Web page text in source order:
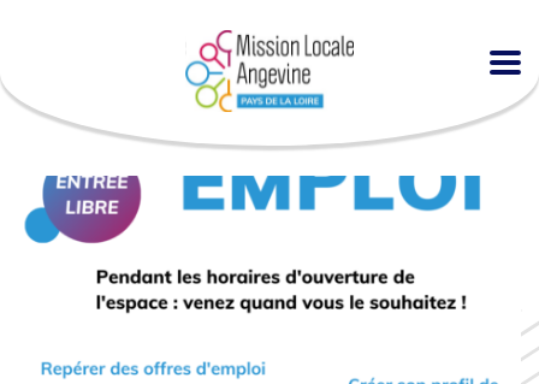
Accueil Agenda Espace EMPLOI à la MLA